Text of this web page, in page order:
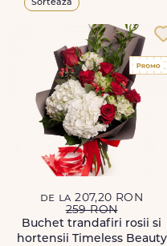
Sorteaza
de la 207,20 RON
259 RON
Buchet trandafiri rosii si
hortensii Timeless Beauty